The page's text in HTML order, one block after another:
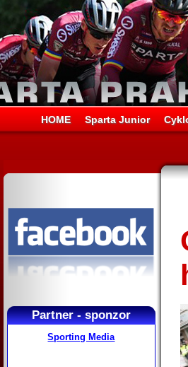
HOME Sparta Junior
Partner - sponzor
Sporting Media